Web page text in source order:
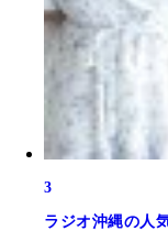
3
ラジオ沖縄の人